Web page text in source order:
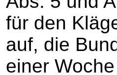
für den
auf, die
einer